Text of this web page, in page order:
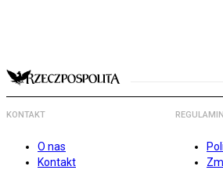
KONTAKT
O nas
Kontakt
REGULAMIN